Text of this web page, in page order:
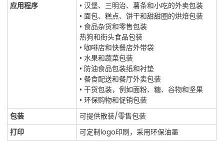
应用程序
• 汉堡、三明治、薯条和小吃的外卖包装
• 面包、糕点、饼干和甜甜圈的烘焙包装
• 食品杂货和零售包装
热狗和街头食品包装
• 咖啡店和快餐店外带袋
• 水果和蔬菜包装
• 防油食品包装纸和衬垫
• 餐食配送和餐厅外卖包装
• 干货包装，例如面粉、糖、谷物和坚果
• 环保购物和促销包装
包装
可提供散装/零售包装
打印
可定制logo印刷，采用环保油墨